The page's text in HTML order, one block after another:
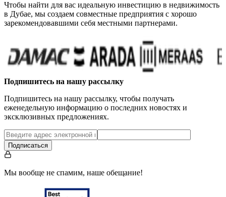
Чтобы найти для вас идеальную инвестицию в недвижимость
в Дубае, мы создаем совместные предприятия с хорошо
зарекомендовавшими себя местными партнерами.
Подпишитесь на нашу рассылку
Подпишитесь на нашу рассылку, чтобы получать
еженедельную информацию о последних новостях и
эксклюзивных предложениях.
Подписаться
Мы вообще не спамим, наше обещание!